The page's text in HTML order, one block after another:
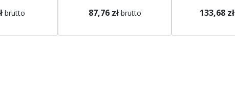
brutto 87,76 zł brutto 133,68 zł